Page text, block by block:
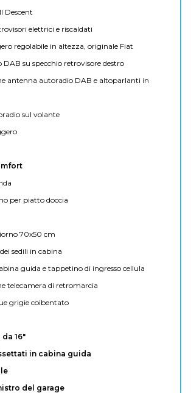
Descent
elettrici e riscaldati
regolabile in altezza, originale Fiat
su specchio retrovisore destro
antenna autoradio DAB e altoparlanti in
sul volante
per piatto doccia
70x50 cm
sedili in cabina
guida e tappetino di ingresso cellula
telecamera di retromarcia
grigie coibentato
16"
in cabina guida
del garage